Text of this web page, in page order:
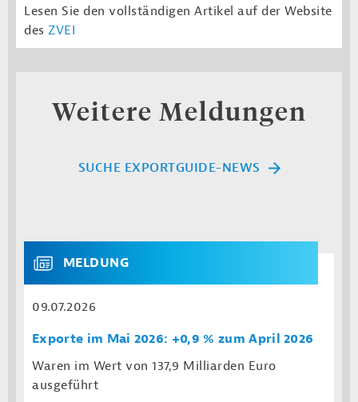
Lesen Sie den vollständigen Artikel auf der Website
des ZVEI
Weitere Meldungen
SUCHE EXPORTGUIDE-NEWS
MELDUNG
09.07.2026
Exporte im Mai 2026: +0,9 % zum April 2026
Waren im Wert von 137,9 Milliarden Euro
ausgeführt